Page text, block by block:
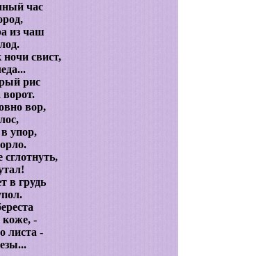
час
из чаш
свист,
рис
ворот.
вор,
упор,
в грудь
-
листа -